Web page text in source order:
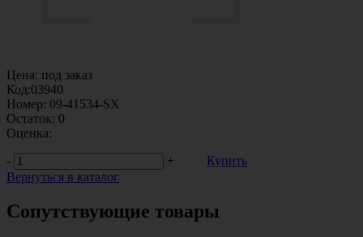
Цена: под заказ
Код:03940
Номер: 09-41534-SX
Остаток: 0
Оценка:
-
+
Купить
Вернуться в каталог
Сопутствующие товары